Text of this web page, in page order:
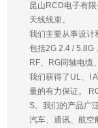
昆山RCD电子有
天线线束。
我们主要从事设计
包括2G 2.4 / 5.8G
RF、RG同轴电缆
我们获得了UL、I
量的有力保证。
S。我们的产品广
汽车、通讯、航空